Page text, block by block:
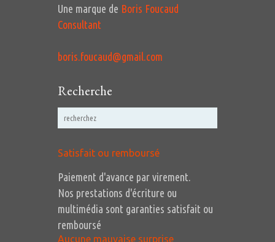
Une marque de Boris Foucaud
Consultant
boris.foucaud@gmail.com
Recherche
Satisfait ou remboursé
Paiement d'avance par virement.
Nos prestations d'écriture ou
multimédia sont garanties satisfait ou
remboursé
Aucune mauvaise surprise